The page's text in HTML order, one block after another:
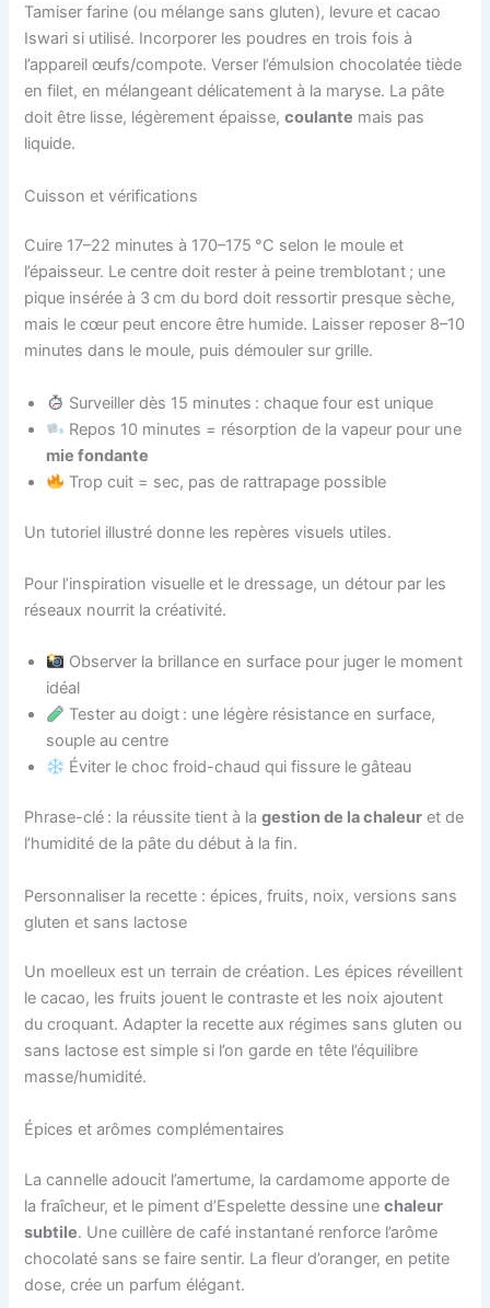
Tamiser farine (ou mélange sans gluten), levure et cacao
Iswari si utilisé. Incorporer les poudres en trois fois à
l’appareil œufs/compote. Verser l’émulsion chocolatée tiède
en filet, en mélangeant délicatement à la maryse. La pâte
doit être lisse, légèrement épaisse,coulante mais pas
liquide.
Cuisson et vérifications
Cuire 17–22 minutes à 170–175 °C selon le moule et
l’épaisseur. Le centre doit rester à peine tremblotant ; une
pique insérée à 3 cm du bord doit ressortir presque sèche,
mais le cœur peut encore être humide. Laisser reposer 8–10
minutes dans le moule, puis démouler sur grille.
Surveiller dès 15 minutes : chaque four est unique
Repos 10 minutes = résorption de la vapeur pour une
mie fondante
Trop cuit = sec, pas de rattrapage possible
Un tutoriel illustré donne les repères visuels utiles.
Pour l’inspiration visuelle et le dressage, un détour par les
réseaux nourrit la créativité.
Observer la brillance en surface pour juger le moment
idéal
Tester au doigt : une légère résistance en surface,
souple au centre
Éviter le choc froid-chaud qui fissure le gâteau
Phrase-clé : la réussite tient à lagestion de la chaleur et de
l’humidité de la pâte du début à la fin.
Personnaliser la recette : épices, fruits, noix, versions sans
gluten et sans lactose
Un moelleux est un terrain de création. Les épices réveillent
le cacao, les fruits jouent le contraste et les noix ajoutent
du croquant. Adapter la recette aux régimes sans gluten ou
sans lactose est simple si l’on garde en tête l’équilibre
masse/humidité.
Épices et arômes complémentaires
La cannelle adoucit l’amertume, la cardamome apporte de
la fraîcheur, et le piment d’Espelette dessine unechaleur
subtile. Une cuillère de café instantané renforce l’arôme
chocolaté sans se faire sentir. La fleur d’oranger, en petite
dose, crée un parfum élégant.